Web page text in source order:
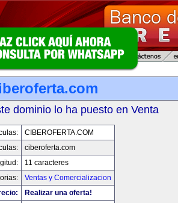
dominio lo ha puesto en Venta
CIBEROFERTA.COM
ciberoferta.com
11 caracteres
Ventas y Comercializacion
Realizar una oferta!